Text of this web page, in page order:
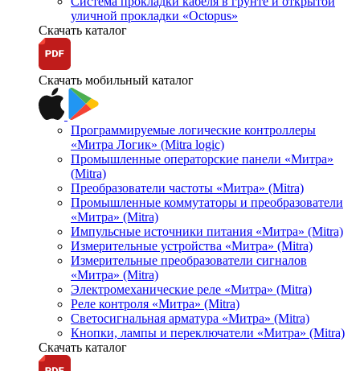
уличной прокладки «Octopus»
Скачать каталог
Скачать мобильный каталог
Программируемые логические контроллеры
«Митра Логик» (Mitra logic)
Промышленные операторские панели «Митра»
(Mitra)
Преобразователи частоты «Митра» (Mitra)
Промышленные коммутаторы и преобразователи
«Митра» (Mitra)
Импульсные источники питания «Митра» (Mitra)
Измерительные устройства «Митра» (Mitra)
Измерительные преобразователи сигналов
«Митра» (Mitra)
Электромеханические реле «Митра» (Mitra)
Реле контроля «Митра» (Mitra)
Светосигнальная арматура «Митра» (Mitra)
Кнопки, лампы и переключатели «Митра» (Mitra)
Скачать каталог